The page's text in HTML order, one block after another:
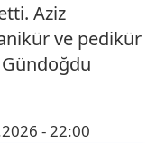
Aziz
ve pedikür
- 22:00